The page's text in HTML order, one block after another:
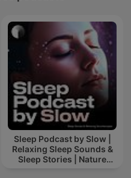
Sleep Podcast by Slow |
Relaxing Sleep Sounds &
Sleep Stories | Nature